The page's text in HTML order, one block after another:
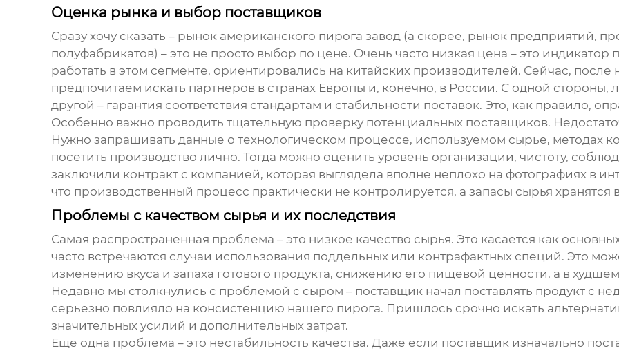
Оценка рынка и выбор поставщиков
Сразу хочу сказать – рынок американского пирога завод(а скорее, рынок предприятий,
полуфабрикатов) – это не просто выбор по цене. Очень часто низкая цена – это
работать в этом сегменте, ориентировались на китайских производителей. Сейчас, после
предпочитаем искать партнеров в странах Европы и, конечно, в России. С одной стороны,
другой – гарантия соответствия стандартам и стабильности поставок. Это, как правило,
Особенно важно проводить тщательную проверку потенциальных поставщиков.
Нужно запрашивать данные о технологическом процессе, используемом сырье, методах
посетить производство лично. Тогда можно оценить уровень организации, чистоту,
заключили контракт с компанией, которая выглядела вполне неплохо на фотографиях в
что производственный процесс практически не контролируется, а запасы сырья
Проблемы с качеством сырья и их последствия
Самая распространенная проблема – это низкое качество сырья. Это касается как
часто встречаются случаи использования поддельных или контрафактных специй. Это
изменению вкуса и запаха готового продукта, снижению его пищевой ценности, а в
Недавно мы столкнулись с проблемой с сыром – поставщик начал поставлять продукт с
серьезно повлияло на консистенцию нашего пирога. Пришлось срочно искать
значительных усилий и дополнительных затрат.
Еще одна проблема – это нестабильность качества. Даже если поставщик изначально